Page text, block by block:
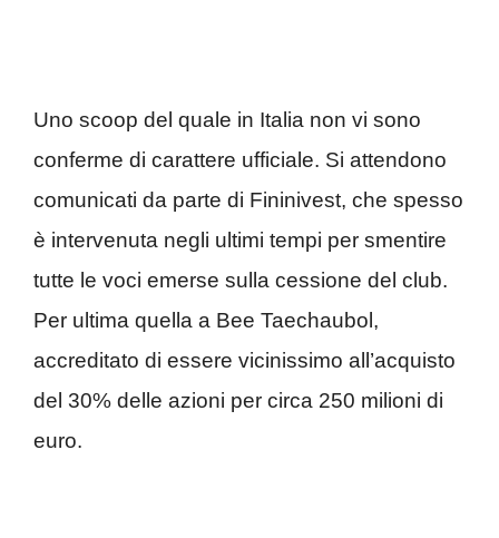
Uno scoop del quale in Italia non vi sono
conferme di carattere ufficiale. Si attendono
comunicati da parte di Fininivest, che spesso
è intervenuta negli ultimi tempi per smentire
tutte le voci emerse sulla cessione del club.
Per ultima quella a Bee Taechaubol,
accreditato di essere vicinissimo all’acquisto
del 30% delle azioni per circa 250 milioni di
euro.